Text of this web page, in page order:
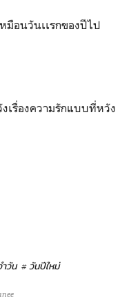
มือนวันเเรกของปีไป
เรื่องความรักแบบที่หวัง
วัน # วันปีใหม่